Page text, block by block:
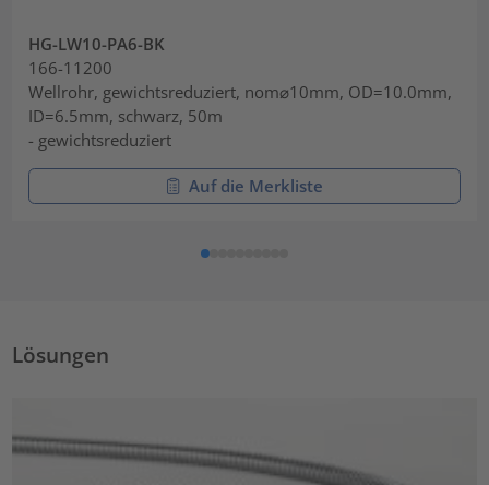
HG-LW10-PA6-BK
166-11200
Wellrohr, gewichtsreduziert, nom⌀10mm, OD=10.0mm,
ID=6.5mm, schwarz, 50m
- gewichtsreduziert
Auf die Merkliste
Lösungen